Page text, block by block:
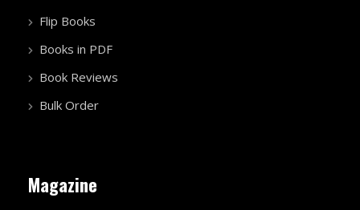
Flip Books
Books in PDF
Book Reviews
Bulk Order
Magazine